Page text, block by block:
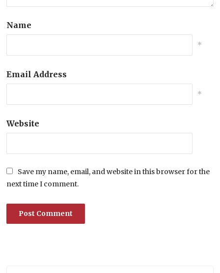
Name
*
Email Address
*
Website
Save my name, email, and website in this browser for the
next time I comment.